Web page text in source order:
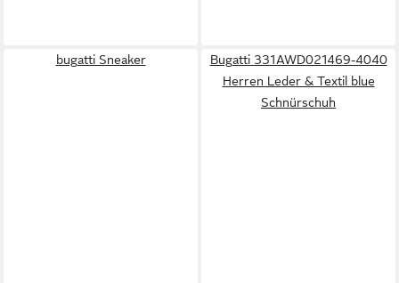
bugatti Sneaker
Bugatti 331AWD021469-4040
Herren Leder & Textil blue
Schnürschuh